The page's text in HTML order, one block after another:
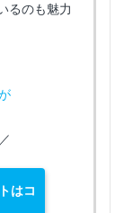
るのも魅力
／
はコ